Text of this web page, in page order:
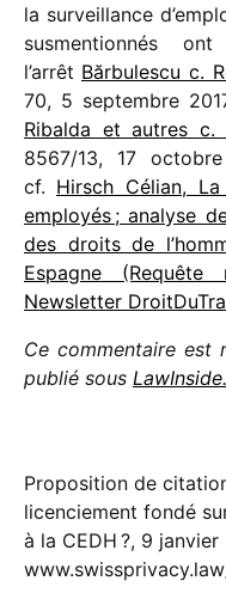
la surveillance
susmen­tion­nés
l’arrêt Bărbulescu c.
70, 5 septembre
Ribalda et autres c.
8567/​13, 17
cf. Hirsch Célian,
employés ; analyse
des droits de
Espagne
Newsletter
Ce commen­taire est
publié sous
Proposition de
licenciement fondé
à la CEDH ?, 9